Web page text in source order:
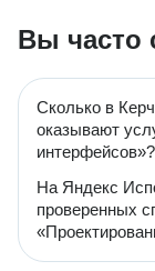
Вы часто
Сколько в
оказывают
интерфейсов»?
На Яндекс
проверенных